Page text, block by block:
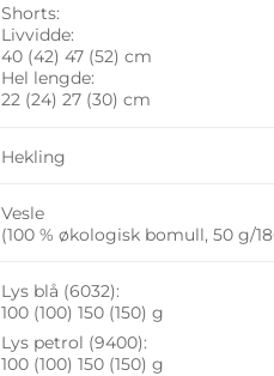
Shorts:
Livvidde:
40 (42) 47 (52) cm
Hel lengde:
22 (24) 27 (30) cm
Hekling
Vesle
(100 % økologisk bomull, 50 g/
Lys blå (6032):
100 (100) 150 (150) g
Lys petrol (9400):
100 (100) 150 (150) g